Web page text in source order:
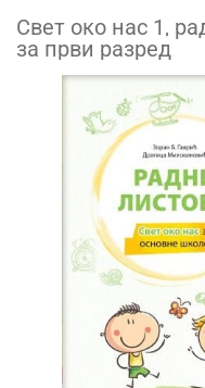
Свет око нас 1,
за први разред